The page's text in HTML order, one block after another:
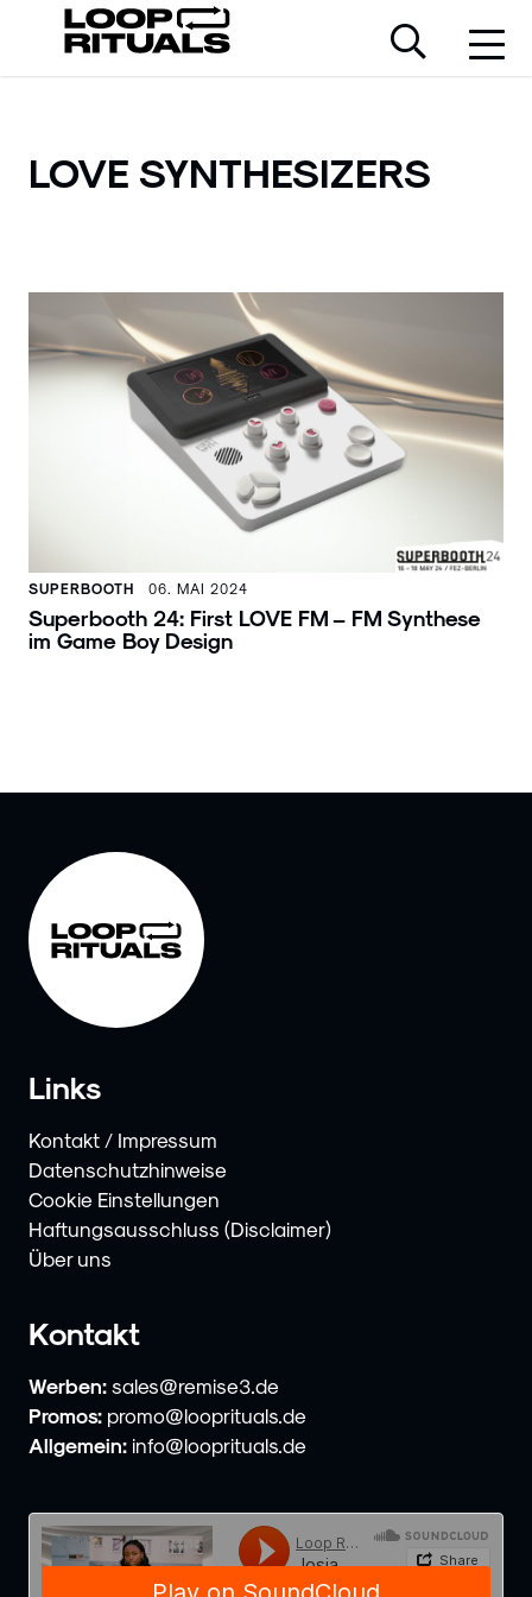
LOVE SYNTHESIZERS
SUPERBOOTH 06. MAI 2024
Superbooth 24: First LOVE FM – FM Synthese
im Game Boy Design
Links
Kontakt / Impressum
Datenschutzhinweise
Cookie Einstellungen
Haftungsausschluss (Disclaimer)
Über uns
Kontakt
Werben: sales@remise3.de
Promos: promo@looprituals.de
Allgemein: info@looprituals.de